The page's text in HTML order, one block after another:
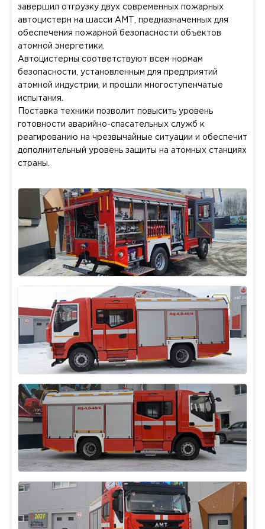
завершил отгрузку двух современных пожарных
автоцистерн на шасси АМТ, предназначенных для
обеспечения пожарной безопасности объектов
атомной энергетики.
Автоцистерны соответствуют всем нормам
безопасности, установленным для предприятий
атомной индустрии, и прошли многоступенчатые
испытания.
Поставка техники позволит повысить уровень
готовности аварийно-спасательных служб к
реагированию на чрезвычайные ситуации и обеспечит
дополнительный уровень защиты на атомных станциях
страны.